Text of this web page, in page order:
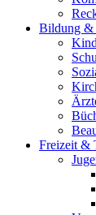
Bildung &
Freizeit &